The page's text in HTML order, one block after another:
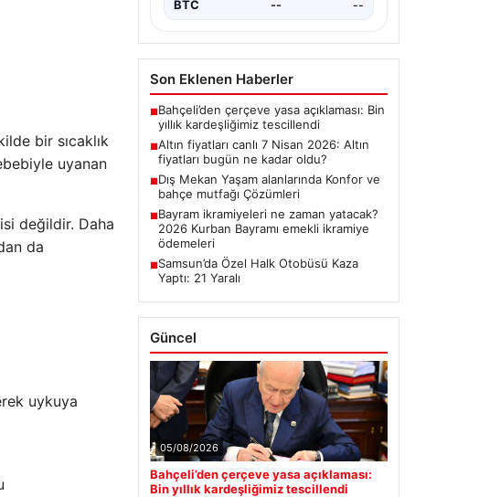
bir sıcaklık
uyanan
değildir. Daha
da
uykuya
ilçesinde yoğun…
ALTIN 6522.3 ▲ +0.40%
Son Eklenen Haberler
■Bahçeli’den çerçeve yasa açıklaması: Bin
yıllık kardeşliğimiz tescillendi
■Altın fiyatları canlı 7 Nisan 2026: Altın
fiyatları bugün ne kadar oldu?
■Dış Mekan Yaşam alanlarında Konfor ve
bahçe mutfağı Çözümleri
Bayram ikramiyeleri ne zaman yatacak?
2026 Kurban Bayramı emekli ikramiye
ödemeleri
Güncel
05/08/2026